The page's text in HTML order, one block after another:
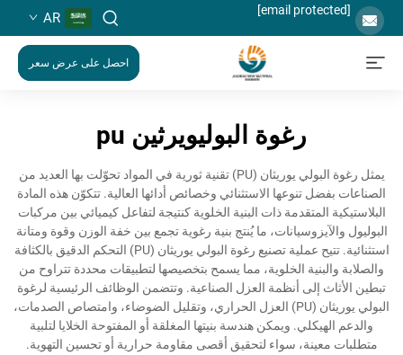
[email protected]
AR
احصل على عرض سعر
رغوة البوليويرثين pu
يمثل رغوة البولي يوريثان (PU) تقنية ثورية في المواد تحوّلت بها العديد من
الصناعات بفضل تنوعها الاستثنائي وخصائص أدائها العالية. تتكوّن هذه المادة
البلاستيكية المتقدمة ذات البنية الخلوية كنتيجة لتفاعل كيميائي بين مركبات
البوليول والآيزوسيانات، ما يُنتج بنية رغوية تجمع بين خفة الوزن وقوة ومتانة
استثنائية. تتيح عملية تصنيع رغوة البولي يوريثان (PU) التحكم الدقيق بالكثافة
والصلابة والبنية الخلوية، مما يسمح بتخصيصها لتطبيقات محددة تتراوح من
تبطين الأثاث إلى أنظمة العزل الصناعية. وتتضمن الوظائف الرئيسية لرغوة
البولي يوريثان (PU) العزل الحراري، وتقليل الضوضاء، وامتصاص الصدمات،
والدعم الهيكلي. ويمكن هندسة بنيتها المغلقة أو المفتوحة الخلايا لتلبية
متطلبات معينة، سواء لتحقيق أقصى مقاومة حرارية أو تحسين التهوية.